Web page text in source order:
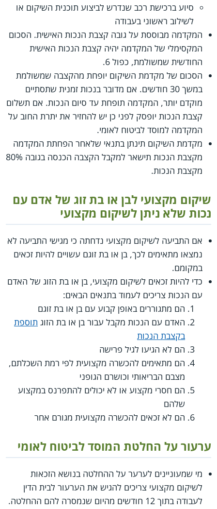
סיוע ברכישת רכב שנדרש לביצוע תוכנית השיקום או
לשילוב ראשוני בעבודה
המקדמה מבוססת על גובה קצבת הנכות האישית. הסכום
המקסימלי של המקדמה יהיה קצבת הנכות האישית
החודשית שמשולמת, כפול 6.
הסכום של מקדמת השיקום יופחת מהקצבה שמשולמת
במשך 30 חודשים. אם מדובר בנכות זמנית שתסתיים
מוקדם יותר, המקדמה תופחת עד סיום הנכות. אם תשלום
קצבת הנכות יופסק לפני כן יש להחזיר את יתרת החוב על
המקדמה למוסד לביטוח לאומי.
מקדמת השיקום תינתן בתנאי שלאחר הפחתת המקדמה
מקצבת הנכות תישאר למקבל הקצבה הכנסה בגובה 80%
מקצבת הנכות.
שיקום מקצועי לבן או בת זוג של אדם עם
נכות שלא ניתן לשיקום מקצועי
אם התביעה לשיקום מקצועי נדחתה כי מגישי התביעה לא
נמצאו מתאימים לכך, בן או בת זוגם עשויים להיות זכאים
במקומם.
כדי להיות זכאים לשיקום מקצועי, בן או בת הזוג של האדם
עם הנכות צריכים לעמוד בתנאים הבאים:
הם מתגוררים באופן קבוע עם בן או בת זוגם
האדם עם הנכות מקבל עבור בן או בת הזוג תוספת
בקצבת הנכות
הם לא הגיעו לגיל פרישה
הם מתאימים להכשרה מקצועית לפי רמת השכלתם,
מצבם הבריאותי וכושרם הגופני
הם חסרי מקצוע או לא יכולים להתפרנס במקצוע
שלהם
הם לא זכאים להכשרה מקצועית מגורם אחר
ערעור על החלטת המוסד לביטוח לאומי
מי שמעוניינים לערער על ההחלטה בנושא הזכאות
לשיקום מקצועי צריכים להגיש את הערעור לבית הדין
לעבודה בתוך 12 חודשים מהיום שנמסרה להם ההחלטה.